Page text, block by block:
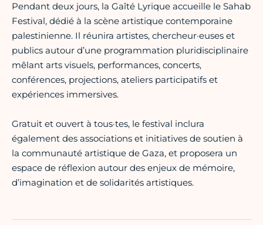
Pendant deux jours, la Gaîté Lyrique accueille le Sahab
Festival, dédié à la scène artistique contemporaine
palestinienne. Il réunira artistes, chercheur·euses et
publics autour d’une programmation pluridisciplinaire
mêlant arts visuels, performances, concerts,
conférences, projections, ateliers participatifs et
expériences immersives.
Gratuit et ouvert à tous·tes, le festival inclura
également des associations et initiatives de soutien à
la communauté artistique de Gaza, et proposera un
espace de réflexion autour des enjeux de mémoire,
d’imagination et de solidarités artistiques.